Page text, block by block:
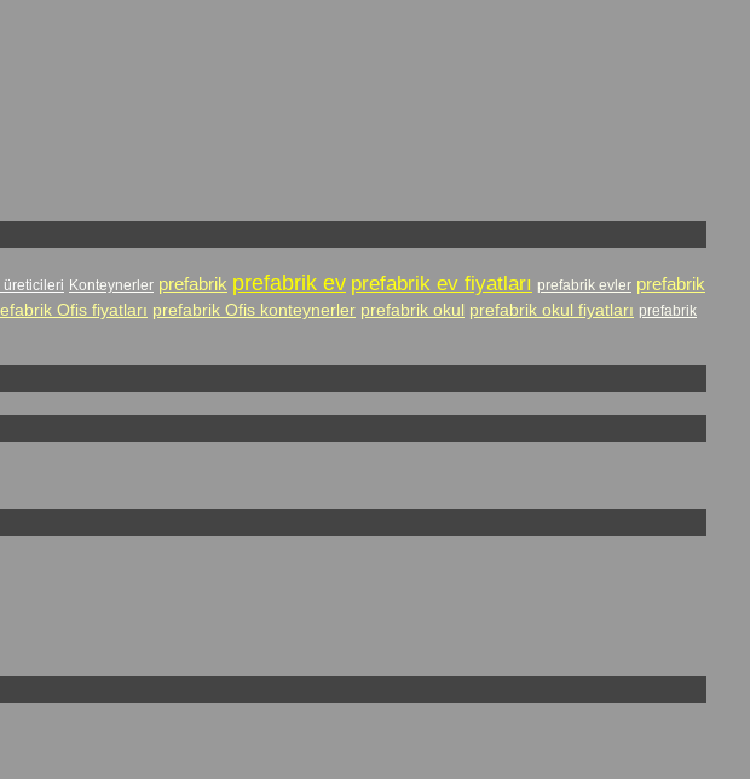
üreticileri Konteynerler prefabrik prefabrik ev prefabrik ev fiyatları prefabrik evler prefabrik
Ofis fiyatları prefabrik Ofis konteynerler prefabrik okul prefabrik okul fiyatları prefabrik